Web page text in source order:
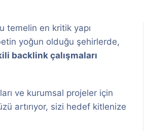
temelin en kritik yapı
yoğun olduğu şehirlerde,
backlink çalışmaları
ve kurumsal projeler için
artırıyor, sizi hedef kitlenize